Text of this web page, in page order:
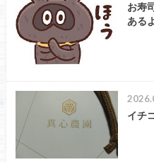
お寿
ある
イチ